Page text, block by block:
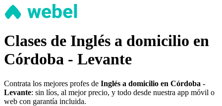
Clases de Inglés a domicilio en
Córdoba - Levante
Contrata los mejores profes de Inglés a domicilio en Córdoba -
Levante: sin líos, al mejor precio, y todo desde nuestra app móvil o
web con garantía incluida.